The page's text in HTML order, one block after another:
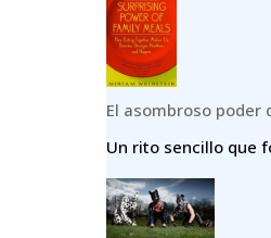
El asombroso
Un rito sencillo que